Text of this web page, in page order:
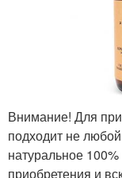
Внимание! Для
подходит не
натуральное
приобретения и